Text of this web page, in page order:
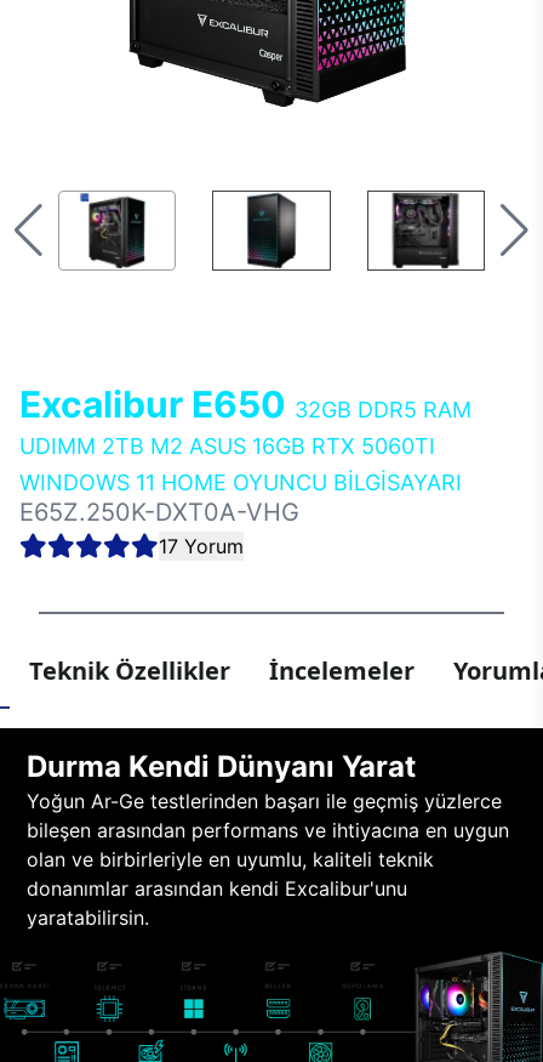
Excalibur E650 32GB DDR5 RAM
UDIMM 2TB M2 ASUS 16GB RTX 5060TI
WINDOWS 11 HOME OYUNCU BİLGİSAYARI
E65Z.250K-DXT0A-VHG
17 Yorum
Teknik Özellikler İncelemeler
Durma Kendi Dünyanı Yarat
Yoğun Ar-Ge testlerinden başarı ile geçmiş yüzlerce
bileşen arasından performans ve ihtiyacına en uygun
olan ve birbirleriyle en uyumlu, kaliteli teknik
donanımlar arasından kendi Excalibur'unu
yaratabilirsin.